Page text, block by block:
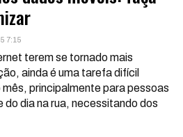
7:15
terem se tornado mais
ainda é uma tarefa difícil
principalmente para pessoas
do dia na rua, necessitando dos